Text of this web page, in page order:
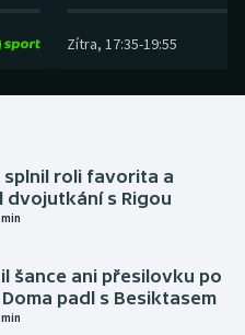
Zítra, 17:35-19:55
splnil roli favorita a
dvojutkání s Rigou
šance ani přesilovku po
padl s Besiktasem